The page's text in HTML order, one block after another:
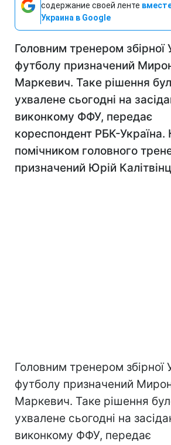
содержание своей ленте
Украина в Google
Головним тренером збірної
футболу призначений
Маркевич. Таке рішення
ухвалене сьогодні на
виконкому ФФУ, передає
кореспондент РБК-Україна.
помічником головного
призначений Юрій
Головним тренером збірної
футболу призначений
Маркевич. Таке рішення
ухвалене сьогодні на
виконкому ФФУ, передає